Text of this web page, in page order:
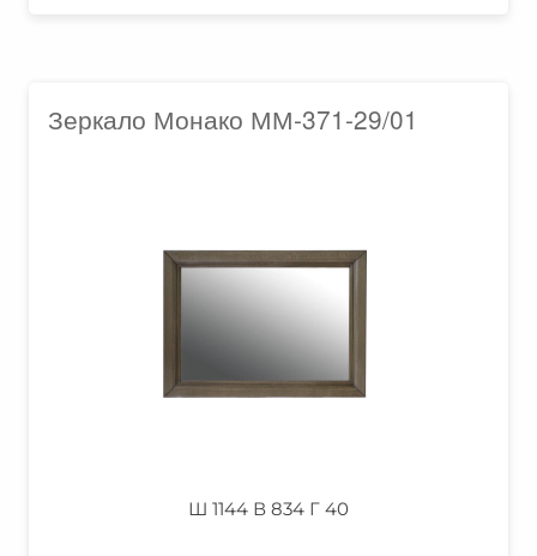
Зеркало Монако ММ-371-29/01
Ш 1144 В 834 Г 40